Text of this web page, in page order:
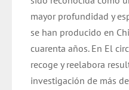
$ 19.000.$
mayor profundidad y
se han producido en
cuarenta años. En El
recoge y reelabora
investigación de más